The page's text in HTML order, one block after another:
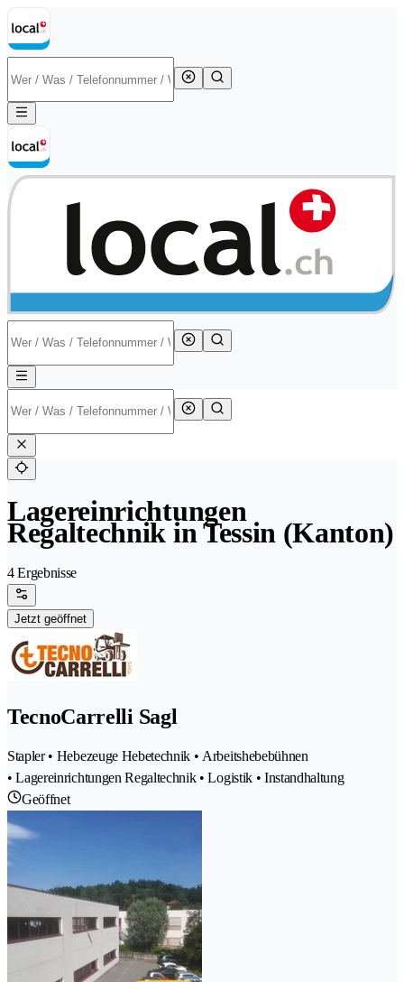
Lagereinrichtungen
Regaltechnik in Tessin (Kanton)
4 Ergebnisse
Jetzt geöffnet
TecnoCarrelli Sagl
Stapler • Hebezeuge Hebetechnik • Arbeitshebebühnen
• Lagereinrichtungen Regaltechnik • Logistik • Instandhaltung
Geöffnet